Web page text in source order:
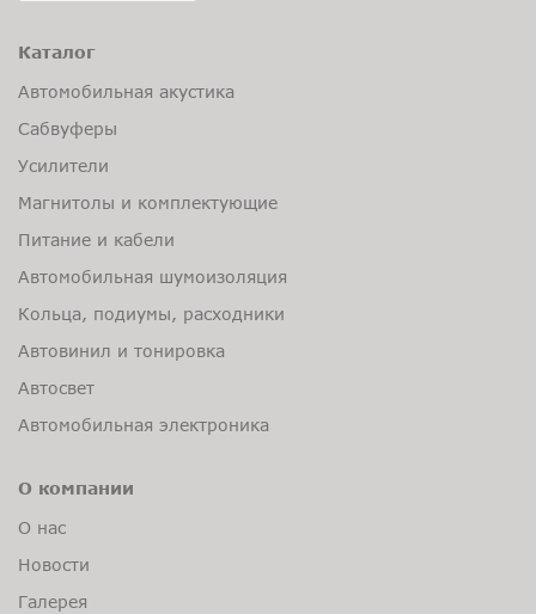
Каталог
Автомобильная акустика
Сабвуферы
Усилители
Магнитолы и комплектующие
Питание и кабели
Автомобильная шумоизоляция
Кольца, подиумы, расходники
Автовинил и тонировка
Автосвет
Автомобильная электроника
О компании
О нас
Новости
Галерея